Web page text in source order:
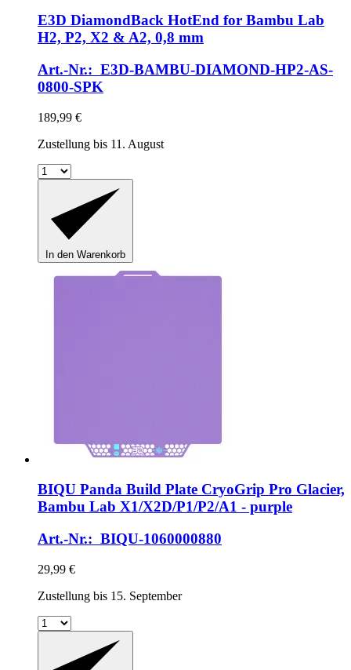
E3D DiamondBack HotEnd for Bambu Lab
H2, P2, X2 & A2, 0,8 mm
Art.-Nr.: E3D-BAMBU-DIAMOND-HP2-AS-
0800-SPK
189,99 €
Zustellung bis 11. August
In den Warenkorb
BIQU Panda Build Plate CryoGrip Pro Glacier,
Bambu Lab X1/X2D/P1/P2/A1 -​ purple
Art.-Nr.: BIQU-1060000880
29,99 €
Zustellung bis 15. September